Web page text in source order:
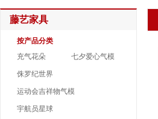
藤艺家具
按产品分类
充气花朵
七夕爱心气模
侏罗纪世界
运动会吉祥物气模
宇航员星球